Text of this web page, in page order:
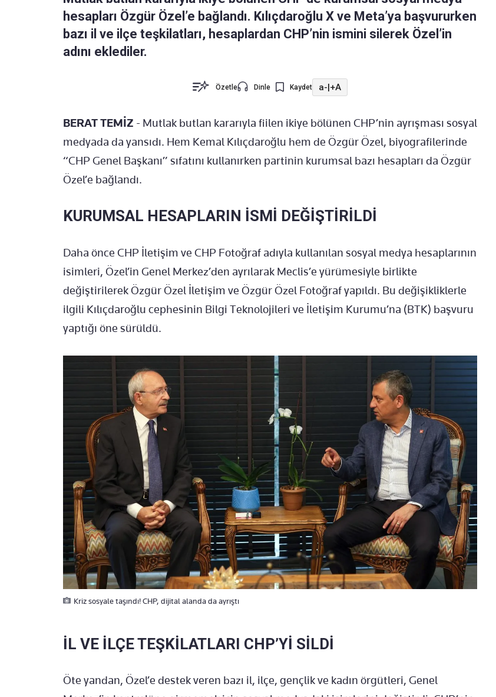
hesapları Özgür Özel’e bağlandı. Kılıçdaroğlu X ve Meta’ya başvururken
bazı il ve ilçe teşkilatları, hesaplardan CHP’nin ismini silerek Özel’in
adını eklediler.
Özetle Dinle Kaydet a-|+A
BERAT TEMİZ - Mutlak butlan kararıyla fiilen ikiye bölünen CHP’nin ayrışması sosyal
medyada da yansıdı. Hem Kemal Kılıçdaroğlu hem de Özgür Özel, biyografilerinde
“CHP Genel Başkanı” sıfatını kullanırken partinin kurumsal bazı hesapları da Özgür
Özel’e bağlandı.
KURUMSAL HESAPLARIN İSMİ DEĞİŞTİRİLDİ
Daha önce CHP İletişim ve CHP Fotoğraf adıyla kullanılan sosyal medya hesaplarının
isimleri, Özel’in Genel Merkez’den ayrılarak Meclis’e yürümesiyle birlikte
değiştirilerek Özgür Özel İletişim ve Özgür Özel Fotoğraf yapıldı. Bu değişikliklerle
ilgili Kılıçdaroğlu cephesinin Bilgi Teknolojileri ve İletişim Kurumu’na (BTK) başvuru
yaptığı öne sürüldü.
Kriz sosyale taşındı! CHP, dijital alanda da ayrıştı
İL VE İLÇE TEŞKİLATLARI CHP’Yİ SİLDİ
Öte yandan, Özel’e destek veren bazı il, ilçe, gençlik ve kadın örgütleri, Genel